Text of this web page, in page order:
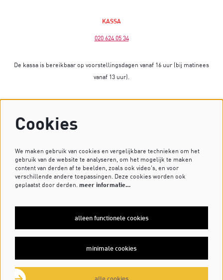
KASSA
020 624 05 34
De kassa is bereikbaar op voorstellingsdagen vanaf 16 uur (bij matinees
vanaf 13 uur).
Heb je vragen? Stuur dan een mailtje naar
VOLG ONS OP
MELD JE AAN VOOR DE NIEUWSBRIEF
Cookies
We maken gebruik van cookies en vergelijkbare technieken om het
gebruik van de website te analyseren, om het mogelijk te maken
content van derden af te beelden, zoals ook video’s, en voor
verschillende andere toepassingen. Deze cookies worden ook
geplaatst door derden. meer informatie…
alleen functionele cookies
minimale cookies